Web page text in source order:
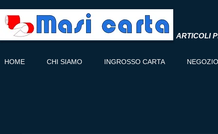
ARTICOLI
HOME CHI SIAMO INGROSSO CARTA NEGOZIO